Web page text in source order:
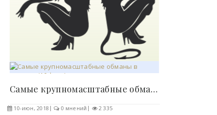
Самые крупномасштабные обманы в истории (10 фото)..
10-июн, 2018 0 мнений 2 335